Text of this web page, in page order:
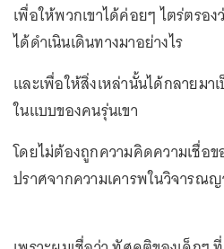
เพื่อให้พวกเขาได้ค่อยๆ ไตร่ตรอ
ได้ดำเนินเดินทางมาอย่างไร
และเพื่อให้สิ่งเหล่านั้นได้กลายมา
ในแบบของคนรุ่นเขา
โดยไม่ต้องถูกความคิดความเชื่อข
ปราศจากความเคารพในวิจารณ